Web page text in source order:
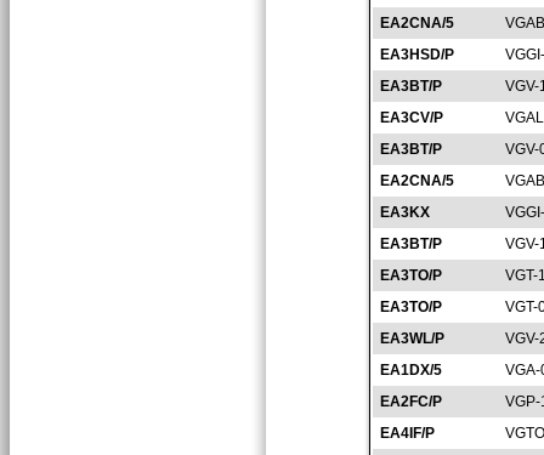
EA2CNA/5
EA3HSD/P
EA3BT/P
VGV-
EA3CV/P
EA3BT/P
VGV-
EA2CNA/5
EA3KX
EA3BT/P
VGV-
EA3TO/P
VGT-
EA3TO/P
VGT-
EA3WL/P
VGV-
EA1DX/5
EA2FC/P
EA4IF/P